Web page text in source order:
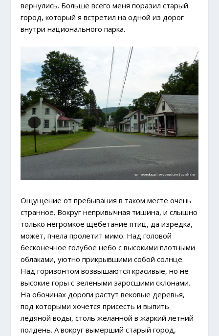
вернулись. Больше всего меня поразил старый
город, который я встретил на одной из дорог
внутри национального парка.
Ощущение от пребывания в таком месте очень
странное. Вокруг непривычная тишина, и слышно
только негромкое щебетание птиц, да изредка,
может, пчела пролетит мимо. Над головой
бесконечное голубое небо с высокими плотными
облаками, уютно прикрывшими собой солнце.
Над горизонтом возвышаются красивые, но не
высокие горы с зелеными заросшими склонами.
На обочинах дороги растут вековые деревья,
под которыми хочется присесть и выпить
ледяной воды, столь желанной в жаркий летний
полдень. А вокруг вымерший старый город,